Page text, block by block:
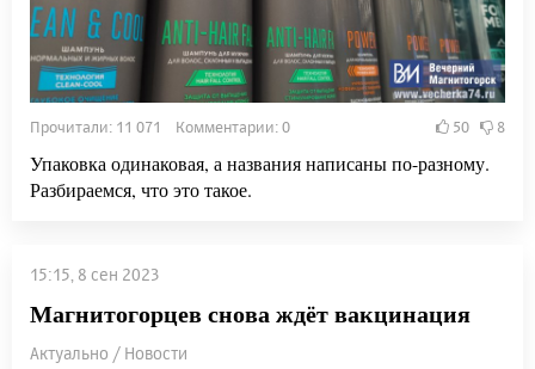
Прочитали: 11 071 Комментарии: 0 50 8
Упаковка одинаковая, а названия написаны по-разному.
Разбираемся, что это такое.
15:15, 8 сен 2023
Магнитогорцев снова ждёт вакцинация
Актуально / Новости